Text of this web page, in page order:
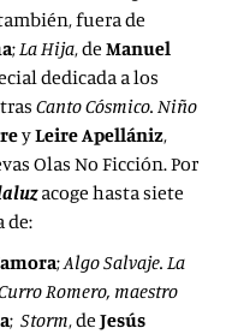
fuera de
;La Hija, de Manuel
dedicada a los
Canto Cósmico. Niño
yLeireApellániz,
Olas No Ficción. Por
acoge hasta siete
de:
;Algo Salvaje. La
Romero, maestro
; Storm, de Jesús